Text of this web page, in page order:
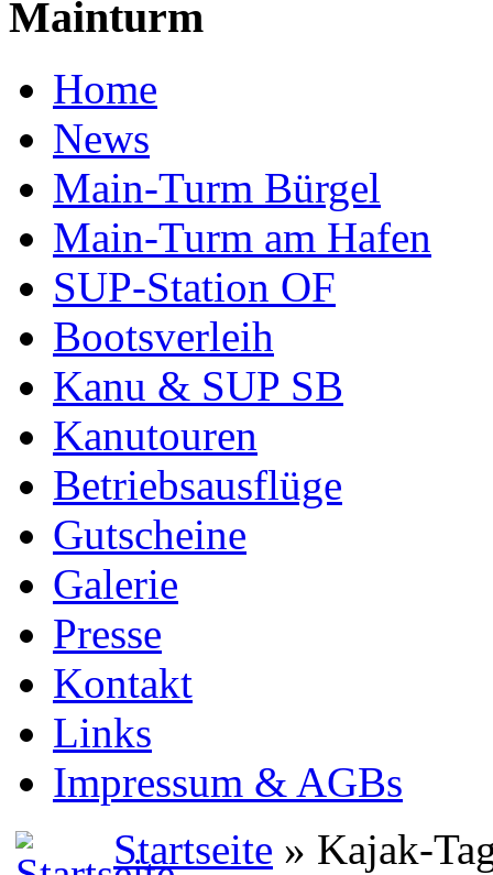
Mainturm
Home
News
Main-Turm Bürgel
Main-Turm am Hafen
SUP-Station OF
Bootsverleih
Kanu & SUP SB
Kanutouren
Betriebsausflüge
Gutscheine
Galerie
Presse
Kontakt
Links
Impressum & AGBs
Startseite » Kajak-